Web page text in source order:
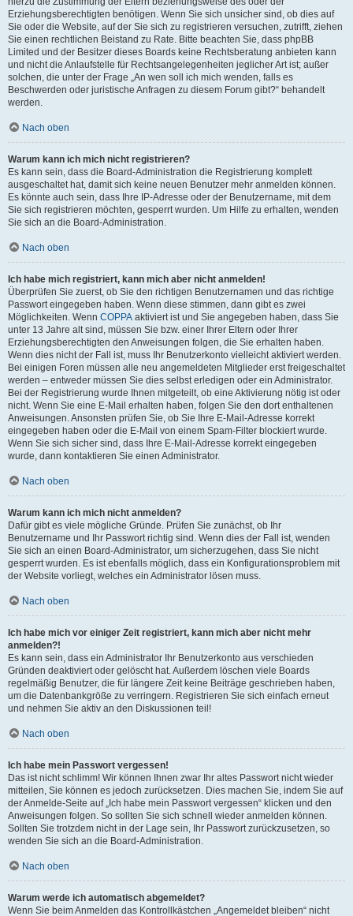
Erziehungsberechtigten benötigen. Wenn Sie sich unsicher sind, ob dies auf
Sie oder die Website, auf der Sie sich zu registrieren versuchen, zutrifft, ziehen
Sie einen rechtlichen Beistand zu Rate. Bitte beachten Sie, dass phpBB
Limited und der Besitzer dieses Boards keine Rechtsberatung anbieten kann
und nicht die Anlaufstelle für Rechtsangelegenheiten jeglicher Art ist; außer
solchen, die unter der Frage „An wen soll ich mich wenden, falls es
Beschwerden oder juristische Anfragen zu diesem Forum gibt?“ behandelt
werden.
Nach oben
Warum kann ich mich nicht registrieren?
Es kann sein, dass die Board-Administration die Registrierung komplett
ausgeschaltet hat, damit sich keine neuen Benutzer mehr anmelden können.
Es könnte auch sein, dass Ihre IP-Adresse oder der Benutzername, mit dem
Sie sich registrieren möchten, gesperrt wurden. Um Hilfe zu erhalten, wenden
Sie sich an die Board-Administration.
Nach oben
Ich habe mich registriert, kann mich aber nicht anmelden!
Überprüfen Sie zuerst, ob Sie den richtigen Benutzernamen und das richtige
Passwort eingegeben haben. Wenn diese stimmen, dann gibt es zwei
Möglichkeiten. Wenn COPPA aktiviert ist und Sie angegeben haben, dass Sie
unter 13 Jahre alt sind, müssen Sie bzw. einer Ihrer Eltern oder Ihrer
Erziehungsberechtigten den Anweisungen folgen, die Sie erhalten haben.
Wenn dies nicht der Fall ist, muss Ihr Benutzerkonto vielleicht aktiviert werden.
Bei einigen Foren müssen alle neu angemeldeten Mitglieder erst freigeschaltet
werden – entweder müssen Sie dies selbst erledigen oder ein Administrator.
Bei der Registrierung wurde Ihnen mitgeteilt, ob eine Aktivierung nötig ist oder
nicht. Wenn Sie eine E-Mail erhalten haben, folgen Sie den dort enthaltenen
Anweisungen. Ansonsten prüfen Sie, ob Sie Ihre E-Mail-Adresse korrekt
eingegeben haben oder die E-Mail von einem Spam-Filter blockiert wurde.
Wenn Sie sich sicher sind, dass Ihre E-Mail-Adresse korrekt eingegeben
wurde, dann kontaktieren Sie einen Administrator.
Nach oben
Warum kann ich mich nicht anmelden?
Dafür gibt es viele mögliche Gründe. Prüfen Sie zunächst, ob Ihr
Benutzername und Ihr Passwort richtig sind. Wenn dies der Fall ist, wenden
Sie sich an einen Board-Administrator, um sicherzugehen, dass Sie nicht
gesperrt wurden. Es ist ebenfalls möglich, dass ein Konfigurationsproblem mit
der Website vorliegt, welches ein Administrator lösen muss.
Nach oben
Ich habe mich vor einiger Zeit registriert, kann mich aber nicht mehr
anmelden?!
Es kann sein, dass ein Administrator Ihr Benutzerkonto aus verschieden
Gründen deaktiviert oder gelöscht hat. Außerdem löschen viele Boards
regelmäßig Benutzer, die für längere Zeit keine Beiträge geschrieben haben,
um die Datenbankgröße zu verringern. Registrieren Sie sich einfach erneut
und nehmen Sie aktiv an den Diskussionen teil!
Nach oben
Ich habe mein Passwort vergessen!
Das ist nicht schlimm! Wir können Ihnen zwar Ihr altes Passwort nicht wieder
mitteilen, Sie können es jedoch zurücksetzen. Dies machen Sie, indem Sie auf
der Anmelde-Seite auf „Ich habe mein Passwort vergessen“ klicken und den
Anweisungen folgen. So sollten Sie sich schnell wieder anmelden können.
Sollten Sie trotzdem nicht in der Lage sein, Ihr Passwort zurückzusetzen, so
wenden Sie sich an die Board-Administration.
Nach oben
Warum werde ich automatisch abgemeldet?
Wenn Sie beim Anmelden das Kontrollkästchen „Angemeldet bleiben“ nicht